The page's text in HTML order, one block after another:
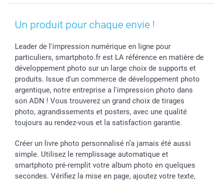
Coques smartphone
Cadres photo & accessoires déco
Dénicheur d'idées cadeau
Fête des Mères
Communion
Baptême
Toussaint
Rentrée des classes
Saint-Valentin
Vacances
Droit de rétraction
Vie privée
Gestion des cookies
Tarifs
Partenariats & Influence
Investisseurs
Aide
smartfriends
Livraison
Modes de paiement
Grandes quantités
Statut de ma commande
Un produit pour chaque envie !
Leader de l'impression numérique en ligne pour
particuliers, smartphoto.fr est LA référence en matière de
développement photo sur un large choix de supports et
produits. Issue d'un commerce de développement photo
argentique, notre entreprise a l'impression photo dans
son ADN ! Vous trouverez un grand choix de tirages
photo, agrandissements et posters, avec une qualité
toujours au rendez-vous et la satisfaction garantie.
Créer un livre photo personnalisé n’a jamais été aussi
simple. Utilisez le remplissage automatique et
smartphoto pré-remplit votre album photo en quelques
secondes. Vérifiez la mise en page, ajoutez votre texte,